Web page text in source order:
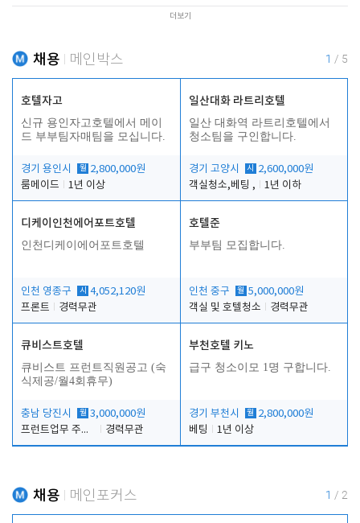
더보기
채용 메인박스 1 / 5
호텔자고
신규 용인자고호텔에서 메이
드 부부팀자매팀을 모십니다.
경기 용인시 월 2,800,000원
룸메이드
1년 이상
일산대화 라트리호텔
일산 대화역 라트리호텔에서
청소팀을 구인합니다.
경기 고양시 시
2,600,000원
객실청소,베팅 ,
1년 이하
디케이인천에어포트호텔
인천디케이에어포트호텔
인천 영종구 시 4,052,120원
프론트
경력무관
호텔준
부부팀 모집합니다.
인천 중구 월 5,000,000원
객실 및 호텔청소
경력무관
큐비스트호텔
큐비스트 프런트직원공고 (숙
식제공/월4회휴무)
충남 당진시 월 3,000,000원
프런트업무 주간, 야간
경력무관
부천호텔 키노
급구 청소이모 1명 구합니다.
경기 부천시 월 2,800,000원
베팅
1년 이상
채용 메인포커스 1 / 2